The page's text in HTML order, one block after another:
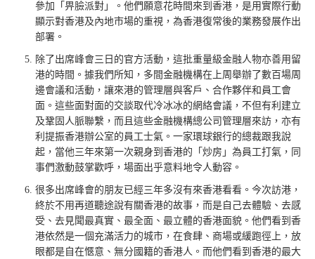
參加「畀臉派對」。他們願意花時間來到香港，是用實際行動
顯示對香港及內地市場的重視，為香港復常後的業務發展作出
部署。
除了出席峰會三日的官方活動，這批重量級金融人物亦善用留
港的時間。據我們所知，多間金融機構在上周舉辦了數百場周
邊會議和活動，讓來港的管理層與客戶、合作夥伴和員工會
面。這些面對面的交談取代冷冰冰的網絡會議，不但有利建立
及鞏固人脈聯繫，而且這些金融機構總公司管理層來訪，亦有
利提振香港辦公室的員工士氣。一家環球銀行的總裁跟我說
起，當他三年來第一次親身到香港的「炒房」為員工打氣，同
事們激動鼓掌歡呼，場面出乎意料地令人動容。
很多出席峰會的朋友已經三年多沒有來香港看看。今次訪港，
終於不用再道聽途說有關香港的故事，而是自己去體驗、去感
受、去見聞最真實、最全面、最立體的香港面貌。他們看到香
港依然是一個充滿活力的城市，在食肆、商場或緩跑徑上，放
眼都是自在愜意、無分國籍的香港人。而他們看到香港的最大